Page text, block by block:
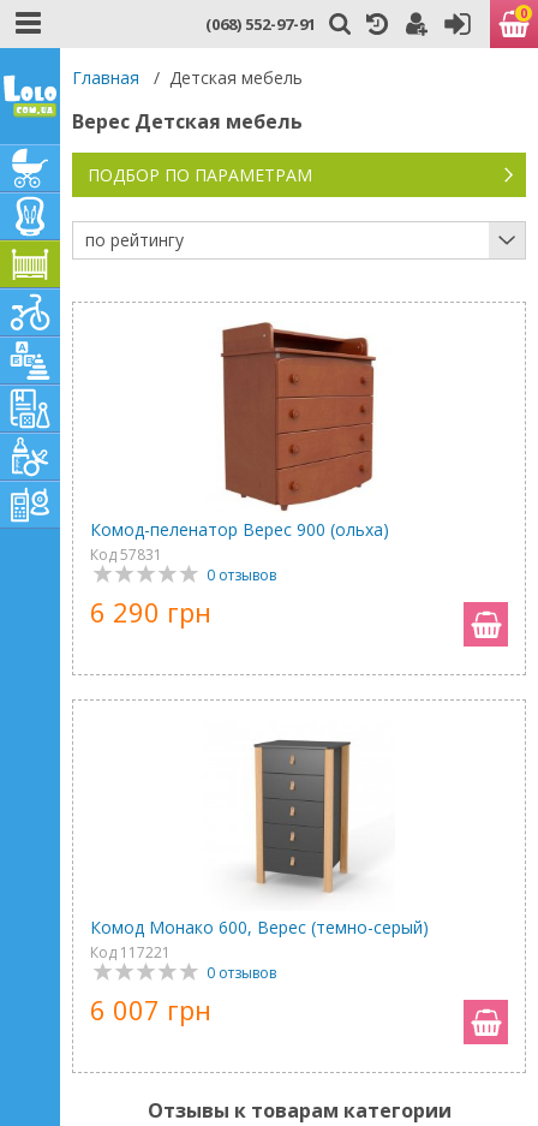
(068) 552-97-91 0
Главная / Детская мебель
Верес Детская мебель
ПОДБОР ПО ПАРАМЕТРАМ
по рейтингу
Комод-пеленатор Верес 900 (ольха)
Код 57831
0 отзывов
6 290 грн
Комод Монако 600, Верес (темно-серый)
Код 117221
0 отзывов
6 007 грн
Отзывы к товарам категории